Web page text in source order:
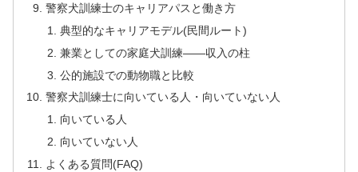
警察犬訓練士のキャリアパスと働き方
典型的なキャリアモデル(民間ルート)
兼業としての家庭犬訓練——収入の柱
公的施設での動物職と比較
警察犬訓練士に向いている人・向いていない人
向いている人
向いていない人
よくある質問(FAQ)